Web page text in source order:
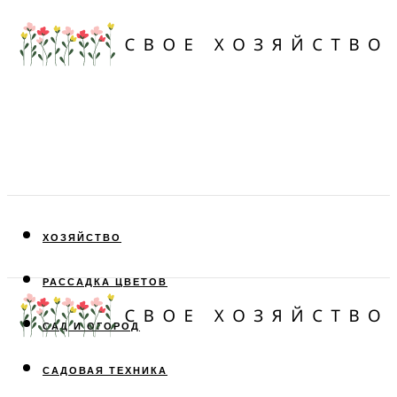
ХОЗЯЙСТВО
РАССАДКА ЦВЕТОВ
САД И ОГОРОД
САДОВАЯ ТЕХНИКА